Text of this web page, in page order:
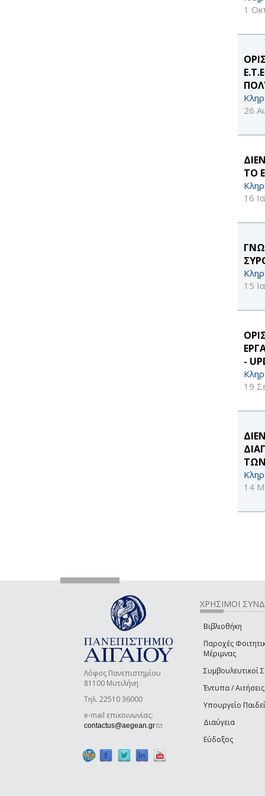
1
26
ΤΟ
16
15
-
19
14
Λόφος Πανεπιστημίου
81100 Μυτιλήνη
Τηλ. 22510 36000
e-mail επικοινωνίας:
contactus@aegean.gr(link sends e-mail)
ΧΡΗΣΙΜΟΙ
Βιβλιοθήκη
Παροχές
Μέριμνας
Συμβουλευτικοί
Έντυπα / Αιτήσεις
Υπουργείο
Διαύγεια
Εύδοξος